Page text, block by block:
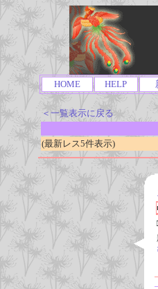
HOME HELP
＜一覧表示に戻る
(最新レス5件表示)